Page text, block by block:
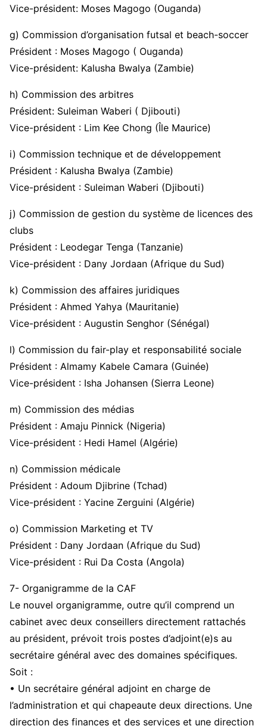
Vice-président: Moses Magogo (Ouganda)
g) Commission d’organisation futsal et beach-soccer
Président : Moses Magogo ( Ouganda)
Vice-président: Kalusha Bwalya (Zambie)
h) Commission des arbitres
Président: Suleiman Waberi ( Djibouti)
Vice-président : Lim Kee Chong (Île Maurice)
i) Commission technique et de développement
Président : Kalusha Bwalya (Zambie)
Vice-président : Suleiman Waberi (Djibouti)
j) Commission de gestion du système de licences des
clubs
Président : Leodegar Tenga (Tanzanie)
Vice-président : Dany Jordaan (Afrique du Sud)
k) Commission des affaires juridiques
Président : Ahmed Yahya (Mauritanie)
Vice-président : Augustin Senghor (Sénégal)
l) Commission du fair-play et responsabilité sociale
Président : Almamy Kabele Camara (Guinée)
Vice-président : Isha Johansen (Sierra Leone)
m) Commission des médias
Président : Amaju Pinnick (Nigeria)
Vice-président : Hedi Hamel (Algérie)
n) Commission médicale
Président : Adoum Djibrine (Tchad)
Vice-président : Yacine Zerguini (Algérie)
o) Commission Marketing et TV
Président : Dany Jordaan (Afrique du Sud)
Vice-président : Rui Da Costa (Angola)
7- Organigramme de la CAF
Le nouvel organigramme, outre qu’il comprend un
cabinet avec deux conseillers directement rattachés
au président, prévoit trois postes d’adjoint(e)s au
secrétaire général avec des domaines spécifiques.
Soit :
• Un secrétaire général adjoint en charge de
l’administration et qui chapeaute deux directions. Une
direction des finances et des services et une direction